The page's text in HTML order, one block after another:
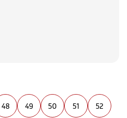
48 49 50 51 52